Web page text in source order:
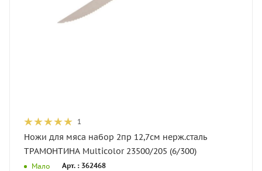
1
Ножи для мяса набор 2пр 12,7см нерж.сталь
ТРАМОНТИНА Multicolor 23500/205 (6/300)
Мало Арт. : 362468